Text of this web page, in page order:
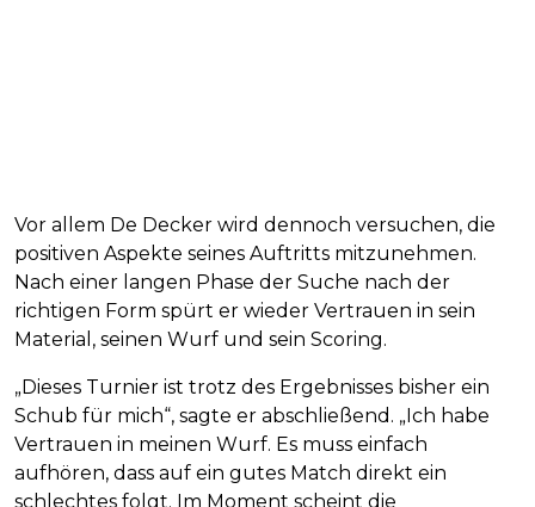
Vor allem De Decker wird dennoch versuchen, die
positiven Aspekte seines Auftritts mitzunehmen.
Nach einer langen Phase der Suche nach der
richtigen Form spürt er wieder Vertrauen in sein
Material, seinen Wurf und sein Scoring.
„Dieses Turnier ist trotz des Ergebnisses bisher ein
Schub für mich“, sagte er abschließend. „Ich habe
Vertrauen in meinen Wurf. Es muss einfach
aufhören, dass auf ein gutes Match direkt ein
schlechtes folgt. Im Moment scheint die